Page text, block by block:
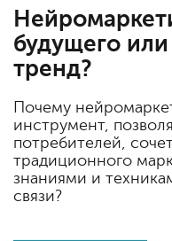
будущего
тренд?
Почему
инструмент,
потребителей,
традиционного
знаниями и
связи?